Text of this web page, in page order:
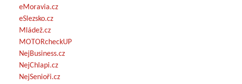
eMoravia.cz
eSlezsko.cz
Mládež.cz
MOTORcheckUP
NejBusiness.cz
NejChlapi.cz
NejSenioři.cz